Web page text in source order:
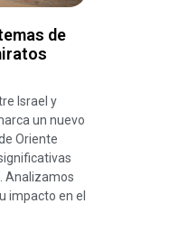
de
Israel y
un nuevo
Oriente
Analizamos
impacto en el